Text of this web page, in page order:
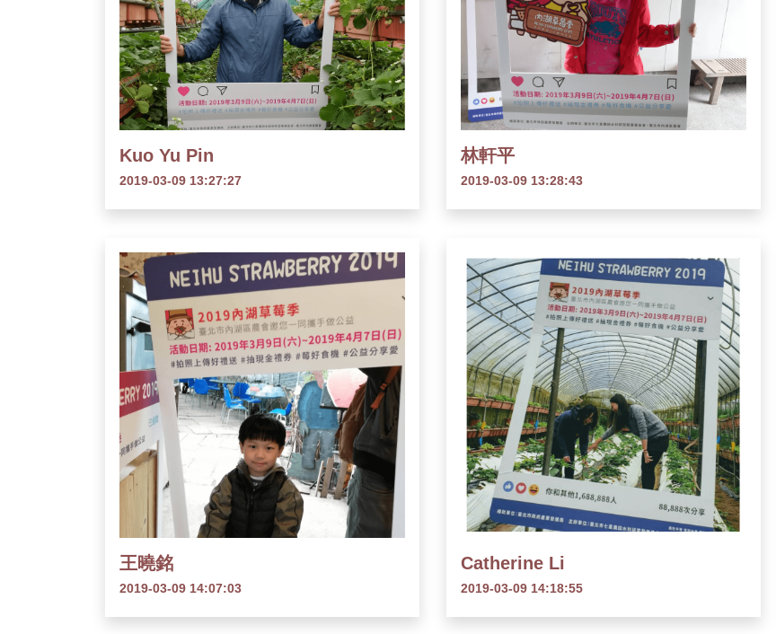
Kuo Yu Pin
2019-03-09 13:27:27
林軒平
2019-03-09 13:28:43
王曉銘
2019-03-09 14:07:03
Catherine Li
2019-03-09 14:18:55